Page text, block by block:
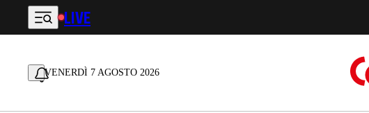
Vai al contenuto principale
LIVE
VENERDÌ 7 AGOSTO 2026